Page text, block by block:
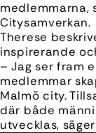
medlemmarna,
Citysamverkan.
Therese
inspirerande
– Jag ser fram
medlemmar
Malmö city.
där både
utvecklas,